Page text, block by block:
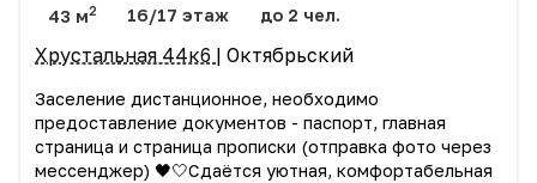
43 м2 16/17 этаж до 2 чел.
Хрустальная 44к6 | Октябрьский
Заселение дистанционное, необходимо
предоставление документов - паспорт, главная
страница и страница прописки (отправка фото через
мессенджер) 🖤🤍Сдаётся уютная, комфортабельная